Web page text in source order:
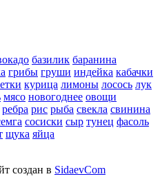
базилик баранина
грибы груши индейка кабачки
курица лимоны лосось лук
мясо новогоднее овощи
ребра рис рыба свекла свинина
сосиски сыр тунец фасоль
щука яйца
создан в SidaevCom